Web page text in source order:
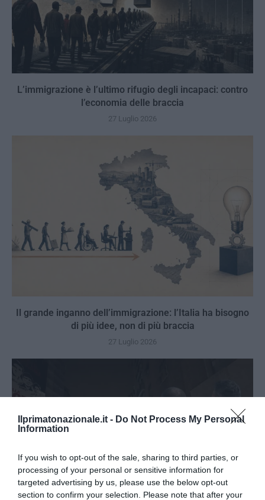
Ilprimatonazionale.it - Do Not Process My Personal
Information
If you wish to opt-out of the sale, sharing to third parties, or
processing of your personal or sensitive information for
targeted advertising by us, please use the below opt-out
section to confirm your selection. Please note that after your
L’immigrazione è l’ultimo rifugio degli incapaci: contro
l’economia delle braccia
27 Luglio 2026
Il grande inganno dell’immigrazione: l’Italia ha bisogno
di più idee, non di più braccia
27 Luglio 2026